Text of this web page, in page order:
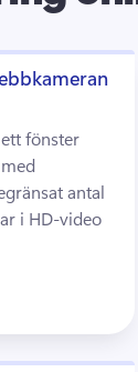
fönster
antal
i HD-video